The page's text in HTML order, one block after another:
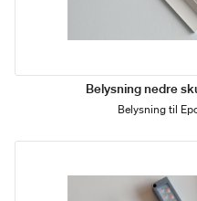
Belysning nedre
Belysning til